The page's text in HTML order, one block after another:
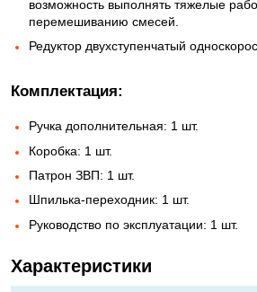
возможность выполнять тяжелые
перемешиванию смесей.
Редуктор двухступенчатый
Комплектация:
Ручка дополнительная: 1 шт.
Коробка: 1 шт.
Патрон ЗВП: 1 шт.
Шпилька-переходник: 1 шт.
Руководство по эксплуатации: 1 шт.
Характеристики